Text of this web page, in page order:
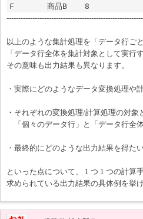
F	商品B	8
以上のような集計処理を「データ行ご
「データ行全体を集計対象として実行
その意味も出力結果も異なります。
・実際にどのようなデータ変換処理や
・それぞれの変換処理/計算処理の対象
「個々のデータ行」と「データ行全
・最終的にどのような出力結果を得たい
といった点について、 1 つ 1 つの計算
求められている出力結果の具体例を挙